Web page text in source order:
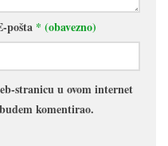
pošta * (obavezno)
stranicu u ovom internet
komentirao.